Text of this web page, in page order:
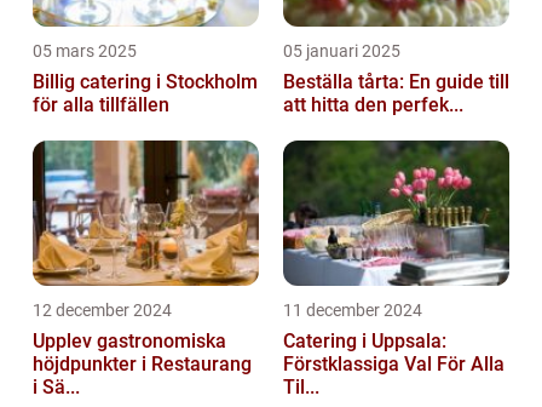
05 mars 2025
Billig catering i Stockholm
för alla tillfällen
05 januari 2025
Beställa tårta: En guide till
att hitta den perfek...
12 december 2024
Upplev gastronomiska
höjdpunkter i Restaurang
i Sä...
11 december 2024
Catering i Uppsala:
Förstklassiga Val För Alla
Til...